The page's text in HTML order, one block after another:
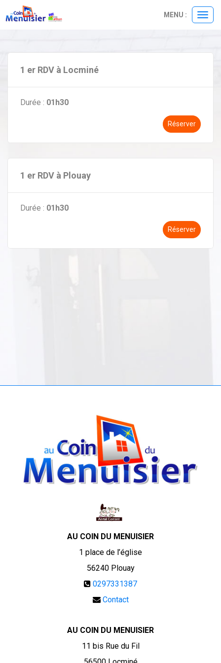
MENU :
1 er RDV à Locminé
Durée : 01h30
Réserver
1 er RDV à Plouay
Durée : 01h30
Réserver
AU COIN DU MENUISIER
1 place de l’église
56240 Plouay
0297331387
Contact
AU COIN DU MENUISIER
11 bis Rue du Fil
Panneau de gestion des cookies